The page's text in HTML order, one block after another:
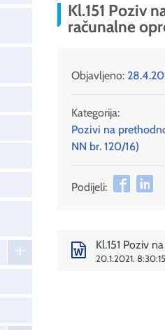
Kl.151 Poziv
računalne
Objavljeno:
Kategorija:
Pozivi na
NN br. 120/16)
Podijeli:
Kl.151 Poziv
20.1.2021. 8:30:15